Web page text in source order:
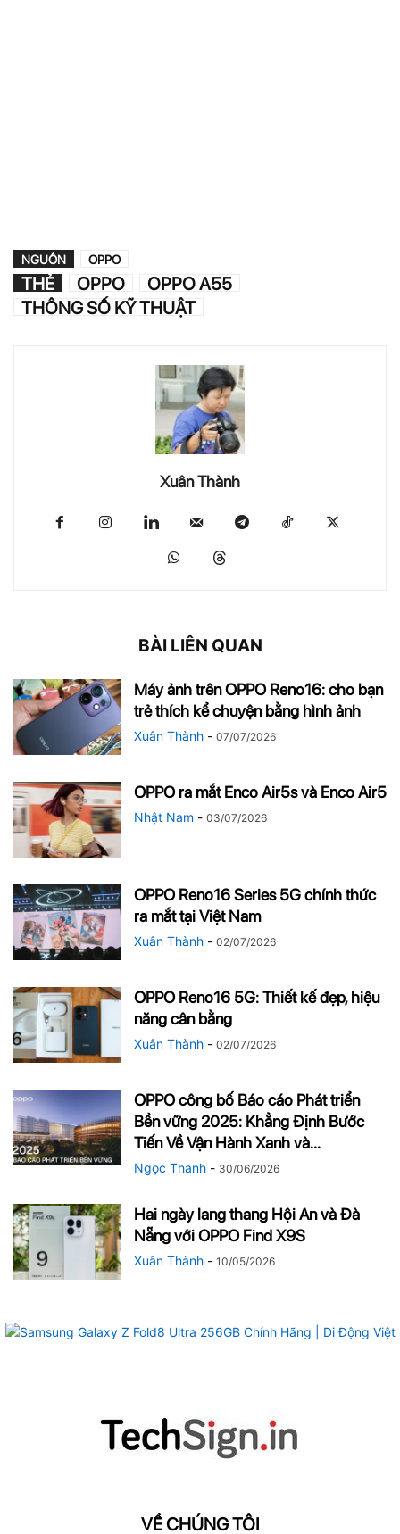
NGUỒN OPPO
THẺ OPPO
OPPO A55
THÔNG SỐ KỸ THUẬT
Xuân Thành
BÀI LIÊN QUAN
Máy ảnh trên OPPO Reno16: cho bạn
trẻ thích kể chuyện bằng hình ảnh
Xuân Thành - 07/07/2026
OPPO ra mắt Enco Air5s và Enco Air5
Nhật Nam - 03/07/2026
OPPO Reno16 Series 5G chính thức
ra mắt tại Việt Nam
Xuân Thành - 02/07/2026
OPPO Reno16 5G: Thiết kế đẹp, hiệu
năng cân bằng
Xuân Thành - 02/07/2026
OPPO công bố Báo cáo Phát triển
Bền vững 2025: Khẳng Định Bước
Tiến Về Vận Hành Xanh và...
Ngọc Thanh - 30/06/2026
Hai ngày lang thang Hội An và Đà
Nẵng với OPPO Find X9S
Xuân Thành - 10/05/2026
VỀ CHÚNG TÔI